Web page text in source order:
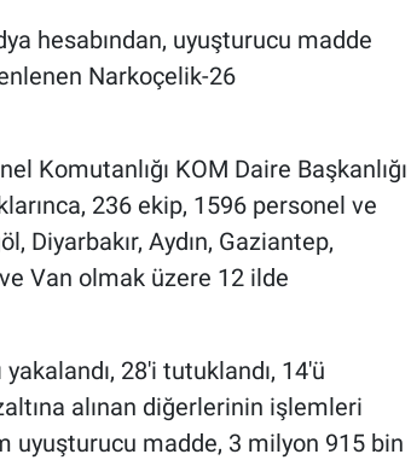
hesabından, uyuşturucu madde
Narkoçelik-26
Komutanlığı KOM Daire Başkanlığı
236 ekip, 1596 personel ve
Diyarbakır, Aydın, Gaziantep,
Van olmak üzere 12 ilde
28'i tutuklandı, 14'ü
alınan diğerlerinin işlemleri
uyuşturucu madde, 3 milyon 915 bin